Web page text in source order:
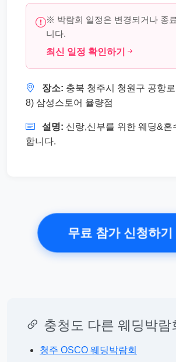
※ 박람회 일정은 변경되거나 종
니다.
최신 일정 확인하기
장소: 충북 청주시 청원구 공항
8) 삼성스토어 율량점
설명: 신랑,신부를 위한 웨딩&혼
합니다.
무료 참가 신청하기
충청도 다른 웨딩박람
청주 OSCO 웨딩박람회